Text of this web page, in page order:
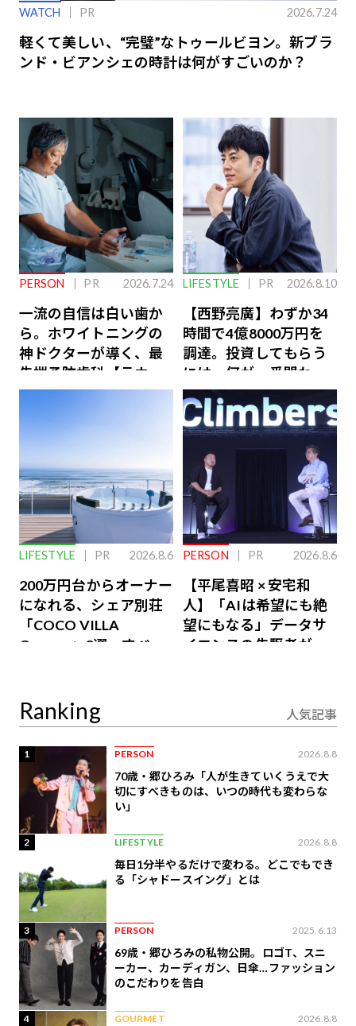
WATCH PR 2026.7.24
軽くて美しい、“完璧”なトゥールビヨン。新ブラ
ンド・ビアンシェの時計は何がすごいのか？
PERSON PR 2026.7.24
一流の自信は白い歯か
ら。ホワイトニングの
神ドクターが導く、最
先端予防歯科【ラウン
ジ会員特典あり】
LIFESTYLE PR 2026.8.10
【西野亮廣】わずか34
時間で4億8000万円を
調達。投資してもらう
には、何が一番問われ
るのか
LIFESTYLE PR 2026.8.6
200万円台からオーナー
になれる、シェア別荘
「COCO VILLA
Owners」3選。すべて
PERSON PR 2026.8.6
【平尾喜昭 × 安宅和
人】「AIは希望にも絶
望にもなる」データサ
イエンスの先駆者が語
Ranking 人気記事
1 PERSON 2026.8.8
70歳・郷ひろみ「人が生きていくうえで大
切にすべきものは、いつの時代も変わらな
い」
2 LIFESTYLE 2026.8.8
毎日1分半やるだけで変わる。どこでもでき
る「シャドースイング」とは
3 PERSON 2025.6.13
69歳・郷ひろみの私物公開。ロゴT、スニ
ーカー、カーディガン、日傘…ファッション
のこだわりを告白
4 GOURMET 2026.8.8